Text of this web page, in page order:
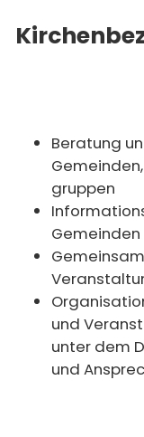
Beratung
gruppen
Gemeinden
und
unter dem
und